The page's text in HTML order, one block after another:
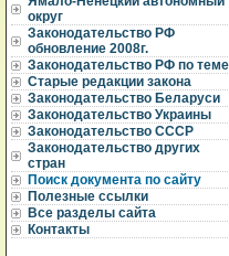
округ
Законодательство РФ
обновление 2008г.
Законодательство РФ по теме
Старые редакции закона
Законодательство Беларуси
Законодательство Украины
Законодательство СССР
Законодательство других
стран
Поиск документа по сайту
Полезные ссылки
Все разделы сайта
Контакты